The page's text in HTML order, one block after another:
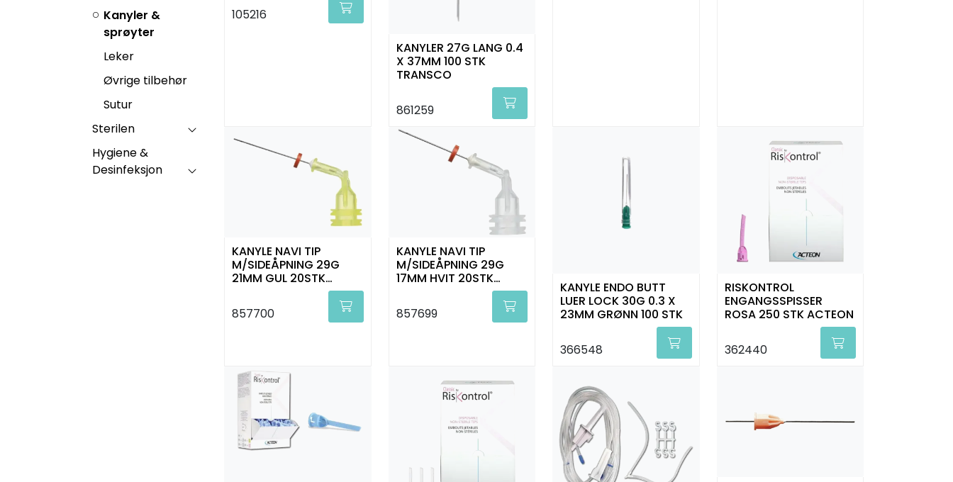
Kanyler &
sprøyter
Leker
Øvrige tilbehør
Sutur
Sterilen
Hygiene &
Desinfeksjon
105216
KANYLER 27G LANG 0.4
X 37MM 100 STK
TRANSCO
861259
KANYLE NAVI TIP
M/SIDEÅPNING 29G
21MM GUL 20STK
857700
KANYLE NAVI TIP
M/SIDEÅPNING 29G
17MM HVIT 20STK
857699
KANYLE ENDO BUTT
LUER LOCK 30G 0.3 X
23MM GRØNN 100 STK
366548
RISKONTROL
ENGANGSSPISSER
ROSA 250 STK ACTEON
362440